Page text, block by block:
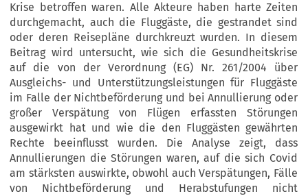
Krise betroffen waren. Alle Akteure haben harte Zeiten
durchgemacht, auch die Fluggäste, die gestrandet sind
oder deren Reisepläne durchkreuzt wurden. In diesem
Beitrag wird untersucht, wie sich die Gesundheitskrise
auf die von der Verordnung (EG) Nr. 261/2004 über
Ausgleichs- und Unterstützungsleistungen für Fluggäste
im Falle der Nichtbeförderung und bei Annullierung oder
großer Verspätung von Flügen erfassten Störungen
ausgewirkt hat und wie die den Fluggästen gewährten
Rechte beeinflusst wurden. Die Analyse zeigt, dass
Annullierungen die Störungen waren, auf die sich Covid
am stärksten auswirkte, obwohl auch Verspätungen, Fälle
von Nichtbeförderung und Herabstufungen nicht